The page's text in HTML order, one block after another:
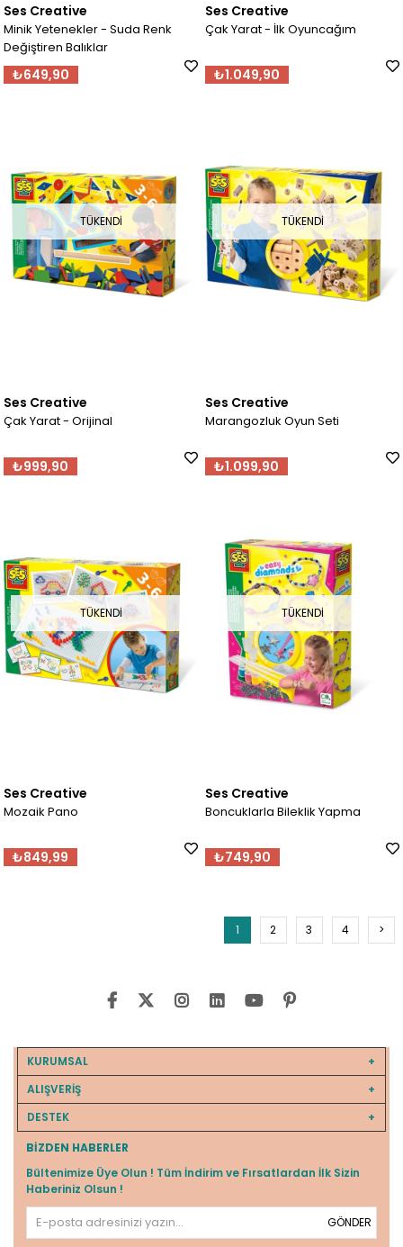
Ses Creative
Minik Yetenekler - Suda Renk
Değiştiren Balıklar
₺649,90
Ses Creative
Çak Yarat - İlk Oyuncağım
₺1.049,90
TÜKENDI
Ses Creative
Çak Yarat - Orijinal
₺999,90
TÜKENDI
Ses Creative
Marangozluk Oyun Seti
₺1.099,90
TÜKENDI
Ses Creative
Mozaik Pano
₺849,99
TÜKENDI
Ses Creative
Boncuklarla Bileklik Yapma
₺749,90
1 2 3 4 >
KURUMSAL
ALIŞVERİŞ
DESTEK
BIZDEN HABERLER
Bültenimize Üye Olun ! Tüm İndirim ve Fırsatlardan İlk Sizin
Haberiniz Olsun !
GÖNDER